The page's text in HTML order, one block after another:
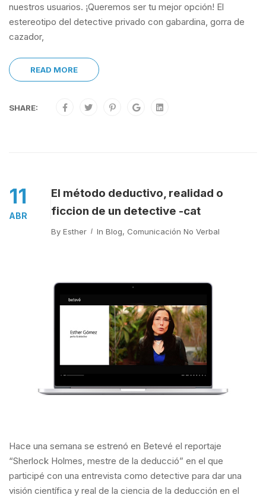
nuestros usuarios. ¡Queremos ser tu mejor opción! El
estereotipo del detective privado con gabardina, gorra de
cazador,
READ MORE
SHARE:
11
ABR
El método deductivo, realidad o
ficcion de un detective -cat
By Esther In Blog, Comunicación No Verbal
Hace una semana se estrenó en Betevé el reportaje
“Sherlock Holmes, mestre de la deducció” en el que
participé con una entrevista como detective para dar una
visión científica y real de la ciencia de la deducción en el